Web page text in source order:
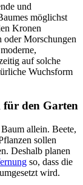
und
möglichst
Kronen
oder Morschungen
auf solche
Wuchsform
den Garten
allein. Beete,
sollen
Deshalb planen
so, dass die
wird.